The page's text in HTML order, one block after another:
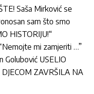
Saša Mirković se
sam što smo
HISTORIJU!“
mi zamjeriti …”
Golubović USELIO
ZAVRŠILA NA